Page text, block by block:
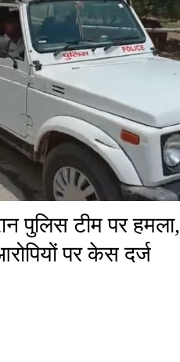
पुलिस टीम पर हमला,
पर केस दर्ज